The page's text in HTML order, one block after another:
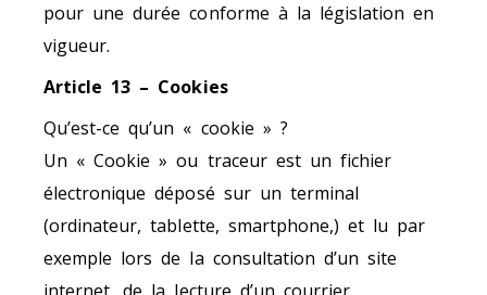
pour une durée conforme à la législation en
vigueur.
Article 13 – Cookies
Qu’est-ce qu’un « cookie » ?
Un « Cookie » ou traceur est un fichier
électronique déposé sur un terminal
(ordinateur, tablette, smartphone,) et lu par
exemple lors de la consultation d’un site